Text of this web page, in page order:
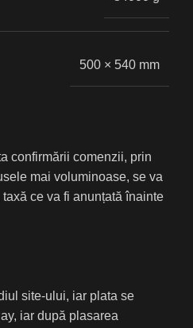
500 × 540 mm
confirmării comenzii, prin
mai voluminoase, se va
ce va fi anunțată înainte
site-ului, iar plata se
iar după plasarea